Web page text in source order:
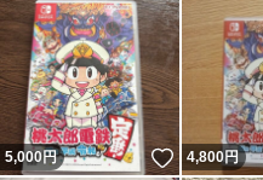
5,000円 いいね！
4,800円